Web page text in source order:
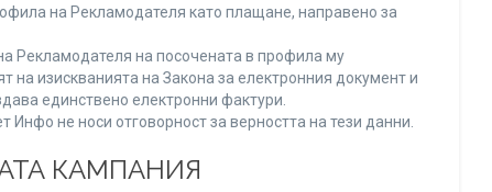
на Рекламодателя като плащане, направено за
Рекламодателя на посочената в профила му
на изискванията на Закона за електронния документ и
единствено електронни фактури.
не носи отговорност за верността на тези данни.
КАМПАНИЯ